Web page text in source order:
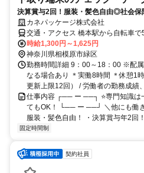
決算賞与2回！服装・髪色自由◎社会保
カネパッケージ株式会社
交通・アクセス 橋本駅から自転車で
時給1,300円～1,625円
神奈川県相模原市緑区
勤務時間詳細 9：00～18：00 ※配
なる場合あり ＊実働8時間 ＊休憩1
更新上限12回） / 労働者の勤務成績
仕事内容 ┌── ー ──┐ ⭐専門知識は
てもOK！ └── ー ──┘ ＼他にも働
服装・髪色自由！ ・決算賞与年2回
固定時間制
契約社員